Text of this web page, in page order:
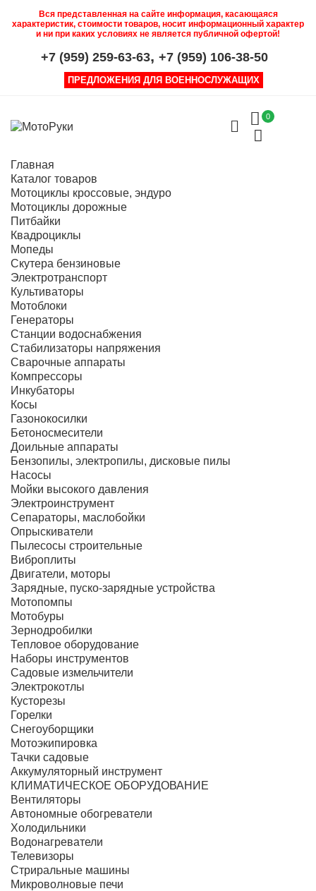
Вся представленная на сайте информация, касающаяся
характеристик, стоимости товаров, носит информационный характер
и ни при каких условиях не является публичной офертой!
+7 (959) 259-63-63, +7 (959) 106-38-50
ПРЕДЛОЖЕНИЯ ДЛЯ ВОЕННОСЛУЖАЩИХ
0
Главная
Каталог товаров
Мотоциклы кроссовые, эндуро
Мотоциклы дорожные
Питбайки
Квадроциклы
Мопеды
Скутера бензиновые
Электротранспорт
Культиваторы
Мотоблоки
Генераторы
Станции водоснабжения
Стабилизаторы напряжения
Сварочные аппараты
Компрессоры
Инкубаторы
Косы
Газонокосилки
Бетоносмесители
Доильные аппараты
Бензопилы, электропилы, дисковые пилы
Насосы
Мойки высокого давления
Электроинструмент
Сепараторы, маслобойки
Опрыскиватели
Пылесосы строительные
Виброплиты
Двигатели, моторы
Зарядные, пуско-зарядные устройства
Мотопомпы
Мотобуры
Зернодробилки
Тепловое оборудование
Наборы инструментов
Садовые измельчители
Электрокотлы
Кусторезы
Горелки
Снегоуборщики
Мотоэкипировка
Тачки садовые
Аккумуляторный инструмент
КЛИМАТИЧЕСКОЕ ОБОРУДОВАНИЕ
Вентиляторы
Автономные обогреватели
Холодильники
Водонагреватели
Телевизоры
Стриральные машины
Микроволновые печи